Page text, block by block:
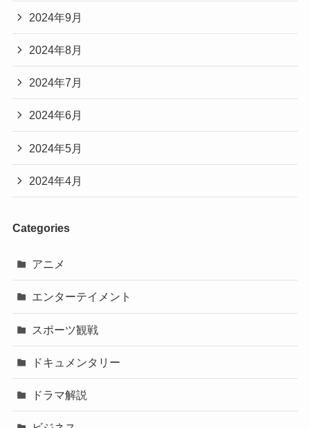
2024年9月
2024年8月
2024年7月
2024年6月
2024年5月
2024年4月
Categories
アニメ
エンターテイメント
スポーツ観戦
ドキュメンタリー
ドラマ解説